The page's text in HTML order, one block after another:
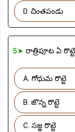
D. చింతపండు
5➤ రాత్రిపూట ఏ
A. గోధుమ రొట్టె
B. జొన్న రొట్టె
C. సజ్జ రొట్టె